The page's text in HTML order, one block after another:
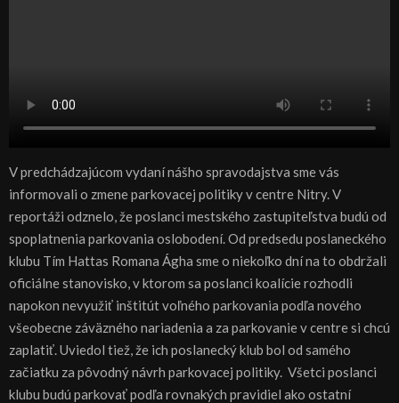
V predchádzajúcom vydaní nášho spravodajstva sme vás
informovali o zmene parkovacej politiky v centre Nitry. V
reportáži odznelo, že poslanci mestského zastupiteľstva budú od
spoplatnenia parkovania oslobodení. Od predsedu poslaneckého
klubu Tím Hattas Romana Ágha sme o niekoľko dní na to obdržali
oficiálne stanovisko, v ktorom sa poslanci koalície rozhodli
napokon nevyužiť inštitút voľného parkovania podľa nového
všeobecne záväzného nariadenia a za parkovanie v centre si chcú
zaplatiť. Uviedol tiež, že ich poslanecký klub bol od samého
začiatku za pôvodný návrh parkovacej politiky. Všetci poslanci
klubu budú parkovať podľa rovnakých pravidiel ako ostatní